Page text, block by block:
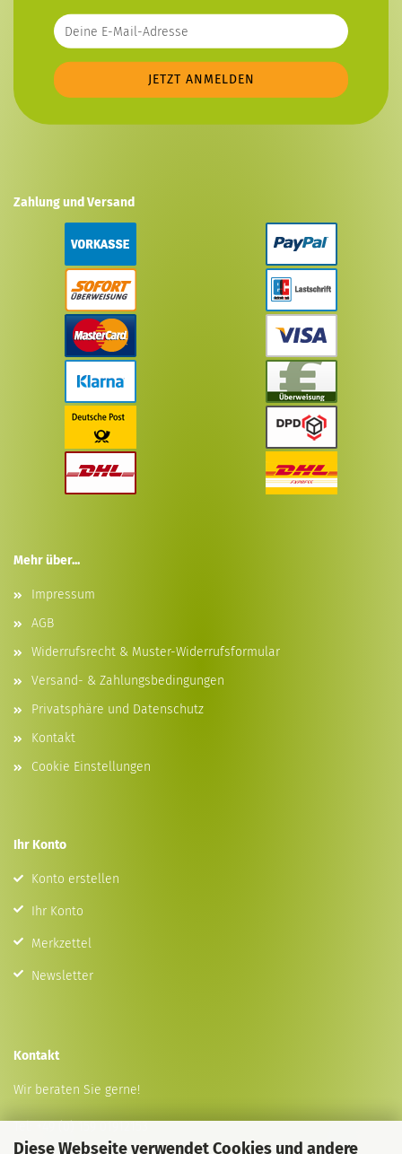
Diese Webseite verwendet Cookies und andere
Zahlung und Versand
Mehr über...
Impressum
AGB
Widerrufsrecht & Muster-Widerrufsformular
Versand- & Zahlungsbedingungen
Privatsphäre und Datenschutz
Kontakt
Cookie Einstellungen
Ihr Konto
Konto erstellen
Ihr Konto
Merkzettel
Newsletter
Kontakt
Wir beraten Sie gerne!